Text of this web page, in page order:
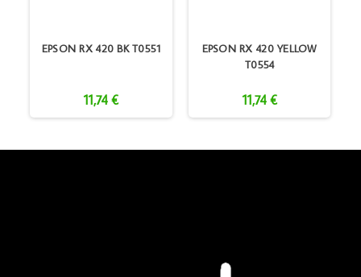
EPSON RX 420 BK T0551
11,74 €
EPSON RX 420 YELLOW
T0554
11,74 €